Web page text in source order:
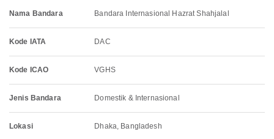
Nama Bandara Bandara Internasional Hazrat Shahjalal
Kode IATA DAC
Kode ICAO VGHS
Jenis Bandara Domestik & Internasional
Lokasi Dhaka, Bangladesh